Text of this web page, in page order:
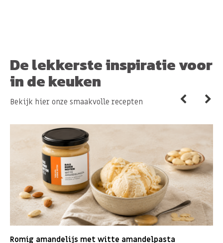
De lekkerste inspiratie voor
in de keuken
Bekijk hier onze smaakvolle recepten
Romig amandelijs met witte amandelpasta